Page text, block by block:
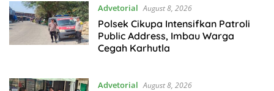
Advetorial August 8, 2026
Polsek Cikupa Intensifkan Patroli
Public Address, Imbau Warga
Cegah Karhutla
Advetorial August 8, 2026